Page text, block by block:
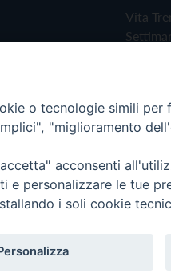
Vita
- Vita Trentina
o tecnologie simili per
"miglioramento
acconsenti
e personalizzare le tue
i soli cookie